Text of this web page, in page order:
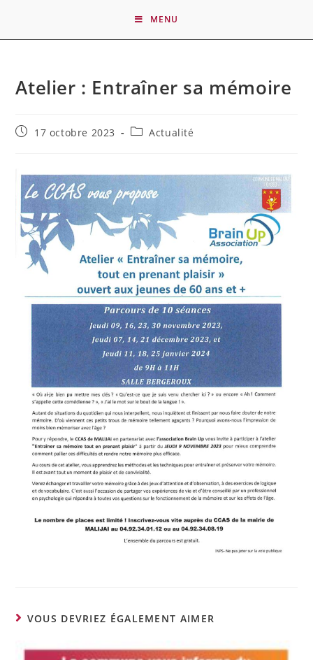
MENU
Atelier : Entraîner sa mémoire
17 octobre 2023 Actualité
VOUS DEVRIEZ ÉGALEMENT AIMER